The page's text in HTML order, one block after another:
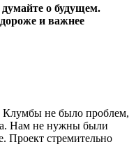
о будущем.
и важнее
Клумбы не было проблем,
Нам не нужны были
Проект стремительно